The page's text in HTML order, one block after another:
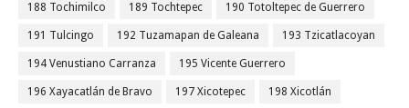
188 Tochimilco 189 Tochtepec 190 Totoltepec de Guerrero
191 Tulcingo 192 Tuzamapan de Galeana 193 Tzicatlacoyan
194 Venustiano Carranza 195 Vicente Guerrero
196 Xayacatlán de Bravo 197 Xicotepec 198 Xicotlán